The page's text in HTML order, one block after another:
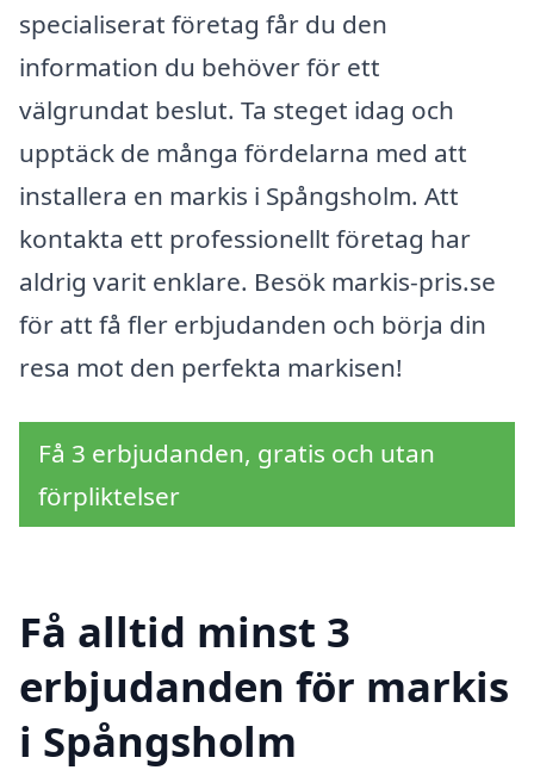
specialiserat företag får du den
information du behöver för ett
välgrundat beslut. Ta steget idag och
upptäck de många fördelarna med att
installera en markis i Spångsholm. Att
kontakta ett professionellt företag har
aldrig varit enklare. Besök markis-pris.se
för att få fler erbjudanden och börja din
resa mot den perfekta markisen!
Få 3 erbjudanden, gratis och utan
förpliktelser
Få alltid minst 3
erbjudanden för markis
i Spångsholm